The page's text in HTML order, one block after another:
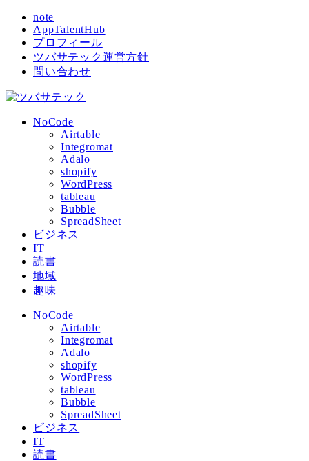
note
AppTalentHub
プロフィール
ツバサテック運営方針
問い合わせ
NoCode
Airtable
Integromat
Adalo
shopify
WordPress
tableau
Bubble
SpreadSheet
ビジネス
IT
読書
地域
趣味
NoCode
Airtable
Integromat
Adalo
shopify
WordPress
tableau
Bubble
SpreadSheet
ビジネス
IT
読書